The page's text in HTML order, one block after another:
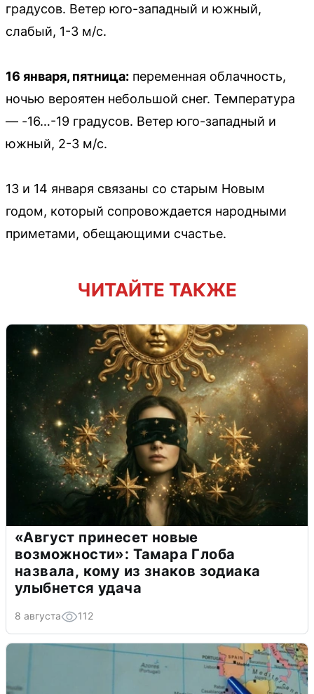
градусов. Ветер юго-западный и южный,
слабый, 1-3 м/с.
16 января, пятница: переменная облачность,
ночью вероятен небольшой снег. Температура
— -16…-19 градусов. Ветер юго-западный и
южный, 2-3 м/с.
13 и 14 января связаны со старым Новым
годом, который сопровождается народными
приметами, обещающими счастье.
ЧИТАЙТЕ ТАКЖЕ
«Август принесет новые
возможности»: Тамара Глоба
назвала, кому из знаков зодиака
улыбнется удача
8 августа 112